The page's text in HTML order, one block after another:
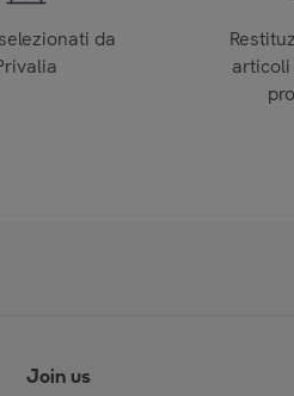
da
articoli
Join us